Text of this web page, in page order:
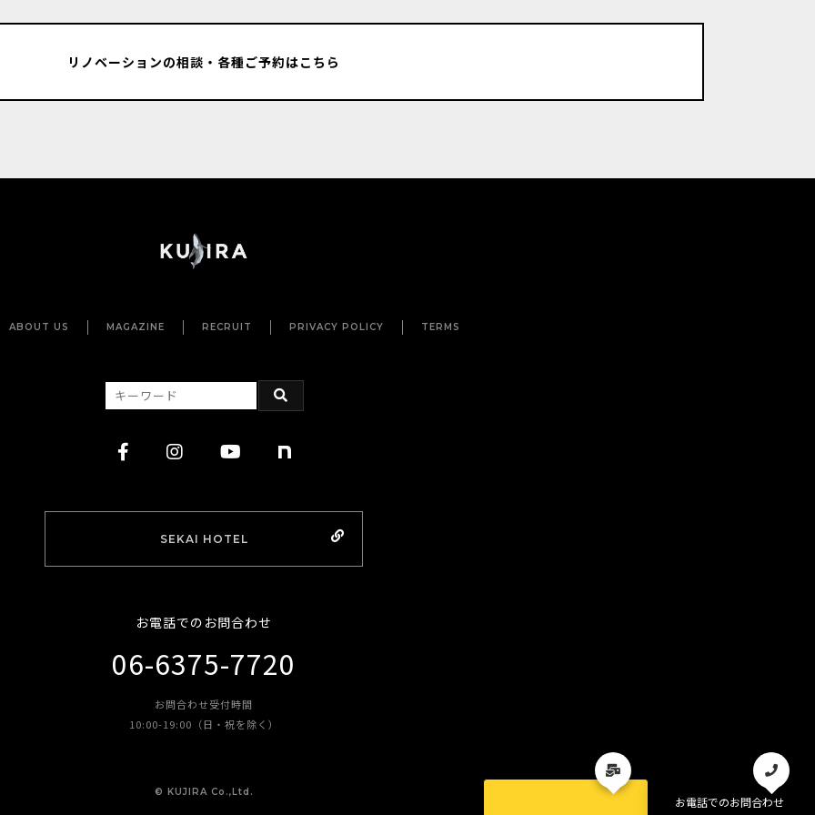
お電話でのお問合わせ
リノベーションの相談・各種ご予約はこちら
ABOUT US MAGAZINE RECRUIT PRIVACY POLICY TERMS
SEKAI HOTEL
お電話でのお問合わせ
06-6375-7720
お問合わせ受付時間
10:00-19:00（日・祝を除く）
©︎ KUJIRA Co.,Ltd.